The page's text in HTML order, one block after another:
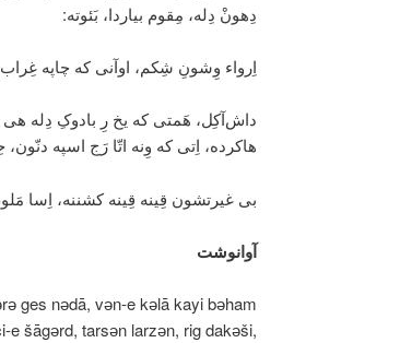
دِهونْ دِله، مِقوم بیاردا، بَئوته:
اِرواء وِشونِ شِکم، اوآنی که چاپه غِراب
داش‌آکِل، هَمتی که یخ رِ بادوکِ دِله
هاکرده، اِتی که وِنه اتّا رَج اسپه
بی غیرتشون قِینه قِینه کشننه، اِسا
آوانوشت
ges nәdā, vәn-e kәlā kayi bәham
šāgәrd, tarsәn larzәn, rig dakәši,